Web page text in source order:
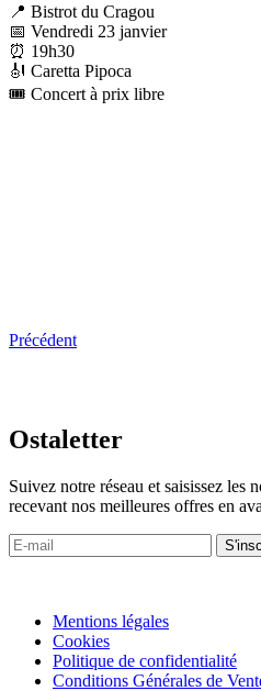
📍 Bistrot du Cragou
📅 Vendredi 23 janvier
⏰ 19h30
🎻 Caretta Pipoca
🎟️ Concert à prix libre
Précédent
Ostaletter
Suivez notre réseau et saisissez les
recevant nos meilleures offres en
Mentions légales
Cookies
Politique de confidentialité
Conditions Générales de